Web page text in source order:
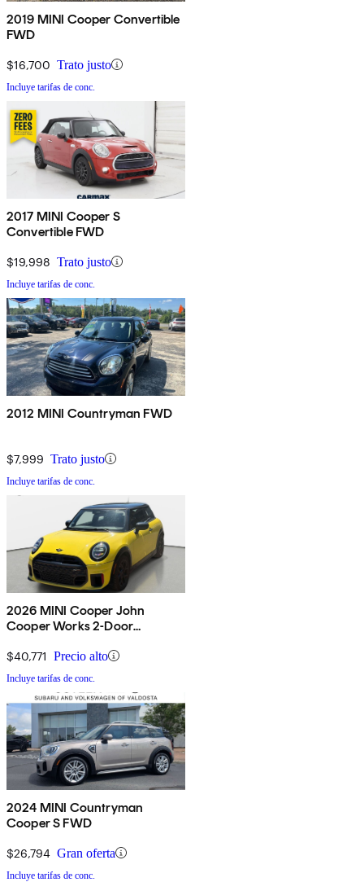
2019 MINI Cooper Convertible
FWD
$16,700 Trato justo
Incluye tarifas de conc.
2017 MINI Cooper S
Convertible FWD
$19,998 Trato justo
Incluye tarifas de conc.
2012 MINI Countryman FWD
$7,999 Trato justo
Incluye tarifas de conc.
2026 MINI Cooper John
Cooper Works 2-Door
$40,771 Precio alto
Incluye tarifas de conc.
2024 MINI Countryman
Cooper S FWD
$26,794 Gran oferta
Incluye tarifas de conc.